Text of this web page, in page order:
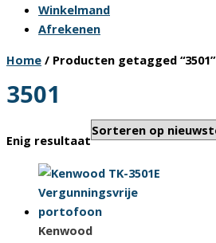
Winkelmand
Afrekenen
Home / Producten getagged “3501”
3501
Enig resultaat
Kenwood